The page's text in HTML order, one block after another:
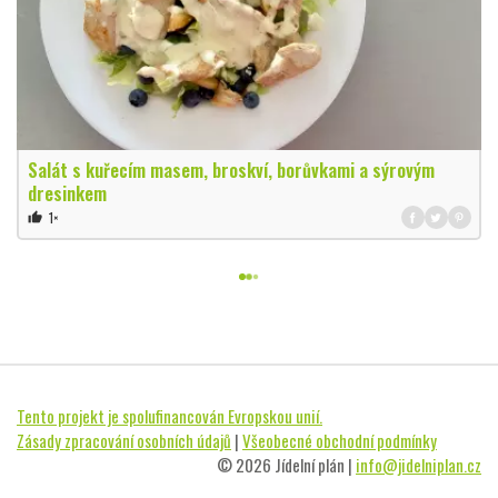
Salát s kuřecím masem, broskví, borůvkami a sýrovým
dresinkem
thumb_up 1×
Tento projekt je spolufinancován Evropskou unií.
Zásady zpracování osobních údajů |Všeobecné obchodní podmínky
© 2026 Jídelní plán | info@jidelniplan.cz